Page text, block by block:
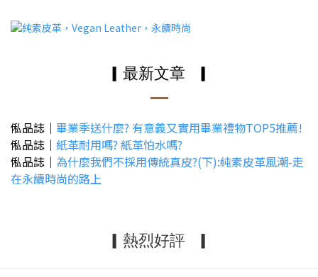
▎最新文章 ▎
俬品誌｜ 畢業季送什麼? 有意義又實用畢業禮物TOP5推薦!
俬品誌｜ 紙革耐用嗎? 紙革怕水嗎?
俬品誌｜ 為什麼我們不採用傳統真皮?(下):純素皮革風潮-走
在永續時尚的路上
▎熱烈好評▎